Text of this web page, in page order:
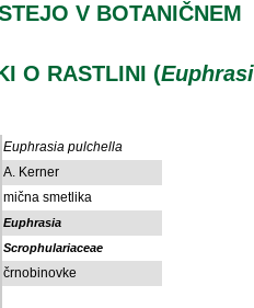
V BOTANIČNEM
O RASTLINI (
Euphrasia pulchella
A. Kerner
mična smetlika
Euphrasia
Scrophulariaceae
črnobinovke